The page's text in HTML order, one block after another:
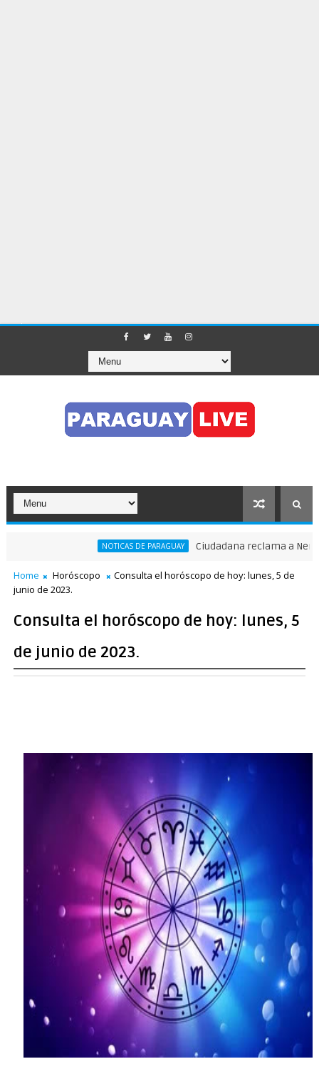
NOTICAS DE PARAGUAY Ciudadana reclama a Nenecho:
en pleno Puente de la Amistad
Home Horóscopo
Consulta el horóscopo de hoy: lunes, 5 de
junio de 2023.
Consulta el horóscopo de hoy: lunes, 5
de junio de 2023.